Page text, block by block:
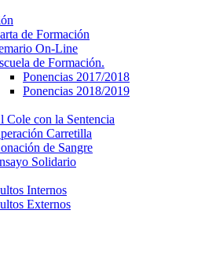
de Formación
On-Line
de Formación.
Ponencias 2017/2018
Ponencias 2018/2019
Cole con la Sentencia
Carretilla
de Sangre
Solidario
Internos
Externos